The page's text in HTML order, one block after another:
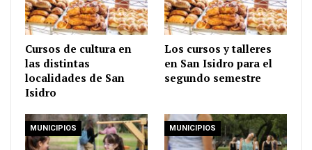
Cursos de cultura en
las distintas
localidades de San
Isidro
Los cursos y talleres
en San Isidro para el
segundo semestre
MUNICIPIOS MUNICIPIOS